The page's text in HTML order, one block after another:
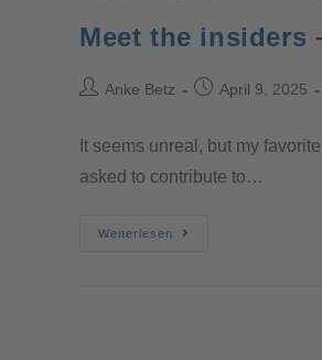
Meet the insiders
Anke Betz April 9, 2025
It seems unreal, but my
asked to contribute to…
Weiterlesen